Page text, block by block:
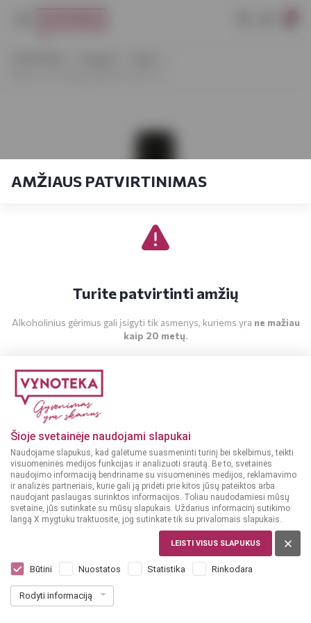
Šioje svetainėje naudojami slapukai
Naudojame slapukus, kad galėtume suasmeninti turinį bei skelbimus, teikti
visuomeninės medijos funkcijas ir analizuoti srautą. Be to, svetainės
naudojimo informaciją bendriname su visuomeninės medijos, reklamavimo
ir analizės partneriais, kurie gali ją pridėti prie kitos jūsų pateiktos arba
naudojant paslaugas surinktos informacijos. Toliau naudodamiesi mūsų
svetaine, jūs sutinkate su mūsų slapukais. Uždarius informacinį sutikimo
langą X mygtuku traktuosite, jog sutinkate tik su privalomais slapukais.
LEISTI VISUS SLAPUKUS
Būtini Nuostatos Statistika Rinkodara
Rodyti informaciją
AMŽIAUS PATVIRTINIMAS
Turite patvirtinti amžių
Alkoholinius gėrimus gali įsigyti tik asmenys, kuriems yra ne mažiau
kaip 20 metų.
West Cork Original Black Cask 0,7 L
Dar nėra balsų, galite įvertinti
99